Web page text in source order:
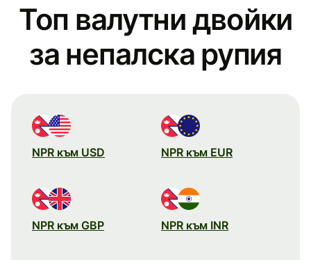
Топ валутни двойки
за непалска рупия
NPR към USD NPR към EUR
NPR към GBP NPR към INR